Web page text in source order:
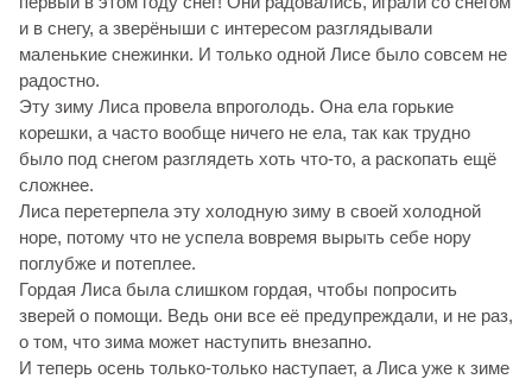
и в снегу, а зверёныши с интересом разглядывали
маленькие снежинки. И только одной Лисе было совсем не
радостно.
Эту зиму Лиса провела впроголодь. Она ела горькие
корешки, а часто вообще ничего не ела, так как трудно
было под снегом разглядеть хоть что-то, а раскопать ещё
сложнее.
Лиса перетерпела эту холодную зиму в своей холодной
норе, потому что не успела вовремя вырыть себе нору
поглубже и потеплее.
Гордая Лиса была слишком гордая, чтобы попросить
зверей о помощи. Ведь они все её предупреждали, и не раз,
о том, что зима может наступить внезапно.
И теперь осень только-только наступает, а Лиса уже к зиме